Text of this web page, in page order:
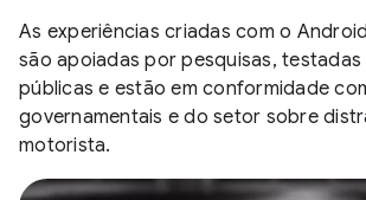
As experiências criadas com o
são apoiadas por pesquisas, testadas
públicas e estão em conformidade
governamentais e do setor sobre
motorista.